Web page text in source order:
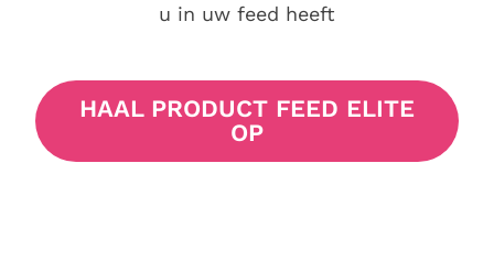
u in uw feed heeft
HAAL PRODUCT FEED ELITE
OP